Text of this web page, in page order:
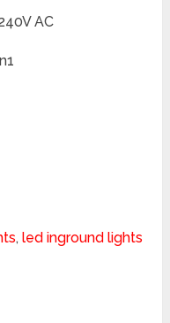
AC
,led inground lights